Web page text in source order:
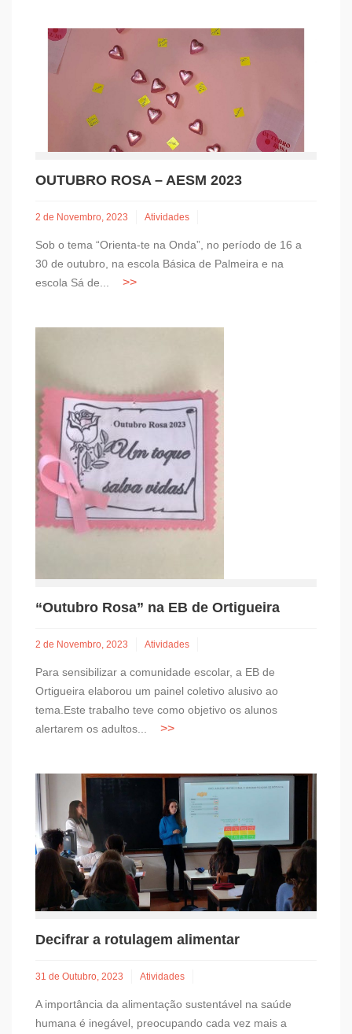
OUTUBRO ROSA – AESM 2023
2 de Novembro, 2023 Atividades
Sob o tema “Orienta-te na Onda”, no período de 16 a
30 de outubro, na escola Básica de Palmeira e na
escola Sá de...
“Outubro Rosa” na EB de Ortigueira
2 de Novembro, 2023 Atividades
Para sensibilizar a comunidade escolar, a EB de
Ortigueira elaborou um painel coletivo alusivo ao
tema.Este trabalho teve como objetivo os alunos
alertarem os adultos...
Decifrar a rotulagem alimentar
31 de Outubro, 2023 Atividades
A importância da alimentação sustentável na saúde
humana é inegável, preocupando cada vez mais a